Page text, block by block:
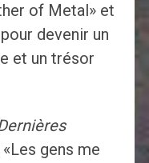
of Metal» et
devenir un
et un trésor
gens me